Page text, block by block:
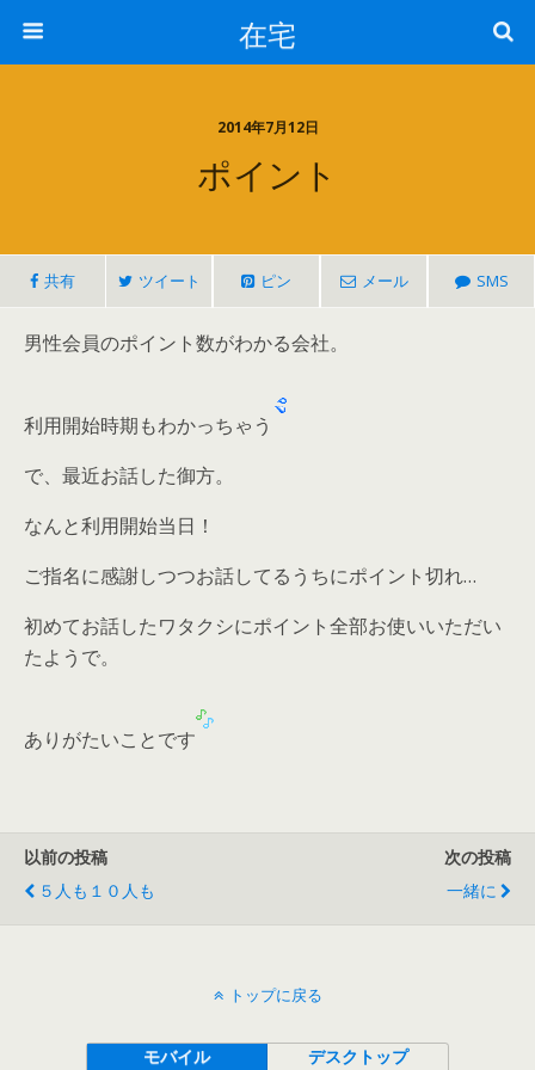
在宅
2014年7月12日
ポイント
共有 ツイート ピン メール SMS
男性会員のポイント数がわかる会社。
利用開始時期もわかっちゃう
で、最近お話した御方。
なんと利用開始当日！
ご指名に感謝しつつお話してるうちにポイント切れ…
初めてお話したワタクシにポイント全部お使いいただい
たようで。
ありがたいことです
以前の投稿
５人も１０人も
次の投稿
一緒に
トップに戻る
モバイル デスクトップ